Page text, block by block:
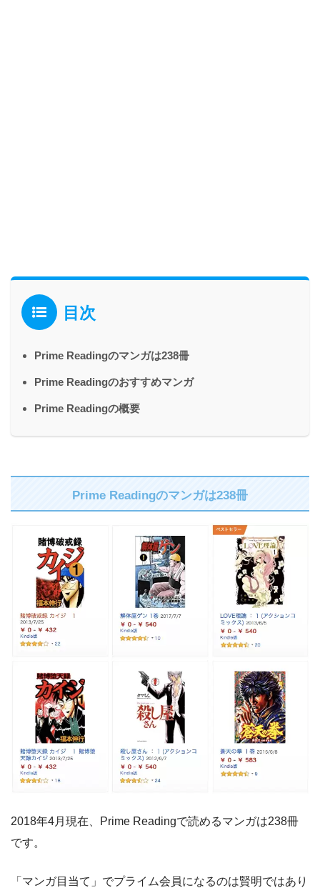
目次
Prime Readingのマンガは238冊
Prime Readingのおすすめマンガ
Prime Readingの概要
Prime Readingのマンガは238冊
2018年4月現在、Prime Readingで読めるマンガは238冊
です。
「マンガ目当て」でプライム会員になるのは賢明ではあり